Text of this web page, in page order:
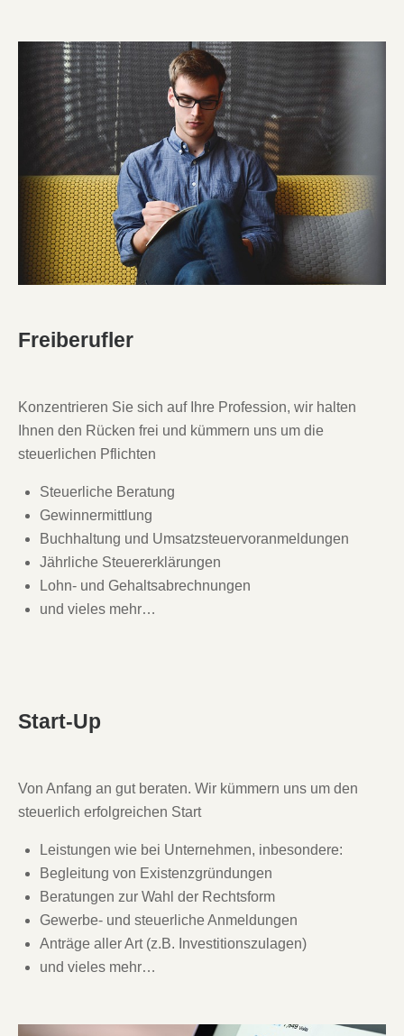
Freiberufler
Konzentrieren Sie sich auf Ihre Profession, wir halten
Ihnen den Rücken frei und kümmern uns um die
steuerlichen Pflichten
Steuerliche Beratung
Gewinnermittlung
Buchhaltung und Umsatzsteuervoranmeldungen
Jährliche Steuererklärungen
Lohn- und Gehaltsabrechnungen
und vieles mehr…
Start-Up
Von Anfang an gut beraten. Wir kümmern uns um den
steuerlich erfolgreichen Start
Leistungen wie bei Unternehmen, inbesondere:
Begleitung von Existenzgründungen
Beratungen zur Wahl der Rechtsform
Gewerbe- und steuerliche Anmeldungen
Anträge aller Art (z.B. Investitionszulagen)
und vieles mehr…